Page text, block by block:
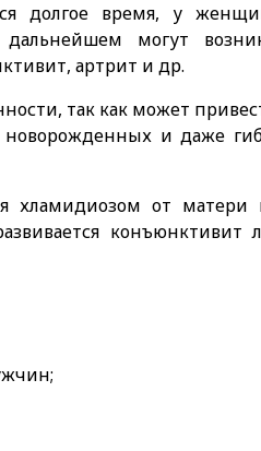
долгое время, у
могут
артрит и др.
так как может
и даже
хламидиозом от матери
конъюнктивит